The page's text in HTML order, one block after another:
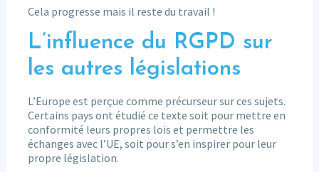
Cela progresse mais il reste du travail !
L’influence du RGPD sur
les autres législations
L’Europe est perçue comme précurseur sur ces sujets.
Certains pays ont étudié ce texte soit pour mettre en
conformité leurs propres lois et permettre les
échanges avec l’UE, soit pour s’en inspirer pour leur
propre législation.